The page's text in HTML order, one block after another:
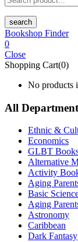
search
Bookshop Finder
0
Close
Shopping Cart(0)
No products
All
Ethnic &
Economics
GLBT
Alternative
Activity
Aging
Basic
Aging
Astronomy
Caribbean
Dark Fantasy